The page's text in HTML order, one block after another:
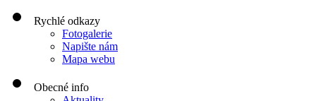
Rychlé odkazy
Fotogalerie
Napište nám
Mapa webu
Obecné info